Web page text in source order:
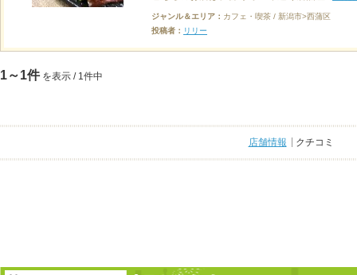
ジャンル＆エリア： カフェ・喫茶 / 新潟市>西蒲区
投稿者： リリー
1～1件 を表示 / 1件中
店舗情報 クチコミ